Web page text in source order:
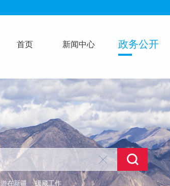
首页 新闻中心 政务公开
游在新疆 援藏工作